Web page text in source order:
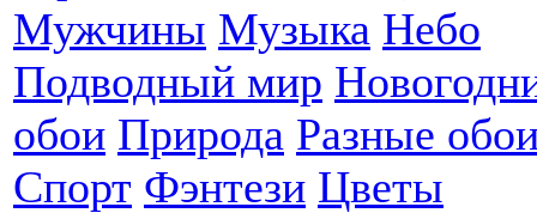
Мужчины Музыка Небо
Подводный мир
обои Природа Разные
Спорт Фэнтези Цветы